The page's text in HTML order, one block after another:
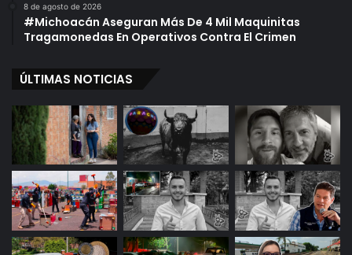
8 de agosto de 2026
#Michoacán Aseguran Más De 4 Mil Maquinitas
Tragamonedas En Operativos Contra El Crimen
ÚLTIMAS NOTICIAS